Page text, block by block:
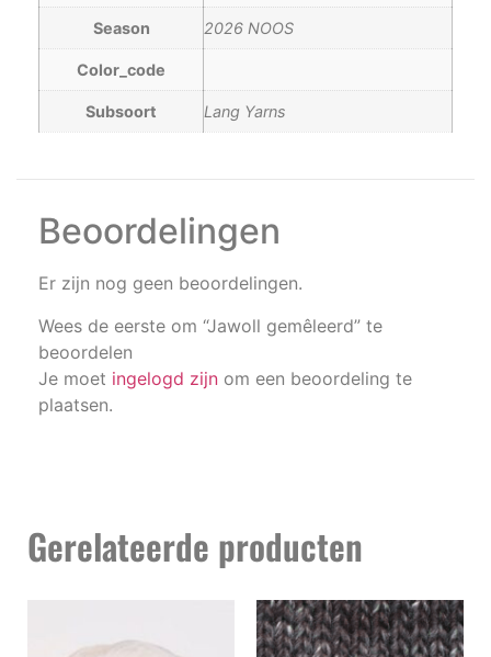
Season 2026 NOOS
Color_code
Subsoort Lang Yarns
Beoordelingen
Er zijn nog geen beoordelingen.
Wees de eerste om “Jawoll gemêleerd” te
beoordelen
Je moet ingelogd zijn om een beoordeling te
plaatsen.
Gerelateerde producten